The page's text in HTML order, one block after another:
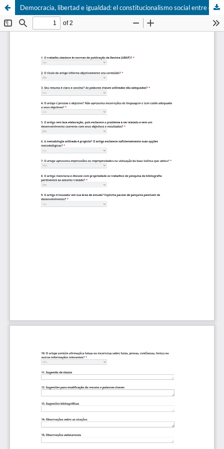
Democracia, libertad e igualdad: el constitucionalismo social entre el equilibrio, la autoridad y la intervención Estatal